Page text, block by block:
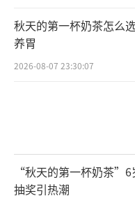
秋天的第一杯奶茶怎么
养胃
2026-08-07 23:30:07
“秋天的第一杯奶茶”6
抽奖引热潮